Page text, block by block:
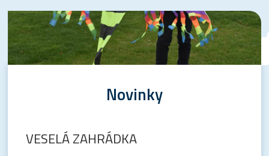
Novinky
VESELÁ ZAHRÁDKA